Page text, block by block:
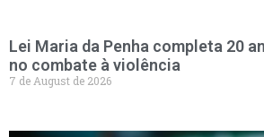
Lei Maria da Penha completa 20
no combate à violência
7 de August de 2026